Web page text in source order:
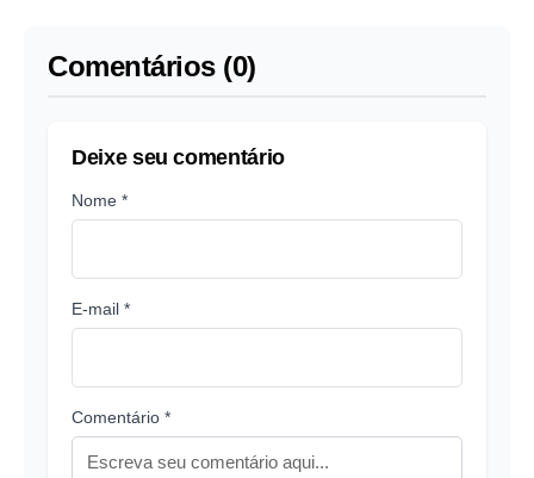
Comentários (0)
Deixe seu comentário
Nome *
E-mail *
Comentário *